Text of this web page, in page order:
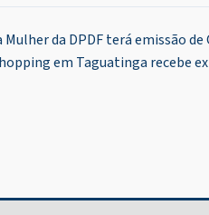
Mulher da DPDF terá emissão
em Taguatinga recebe